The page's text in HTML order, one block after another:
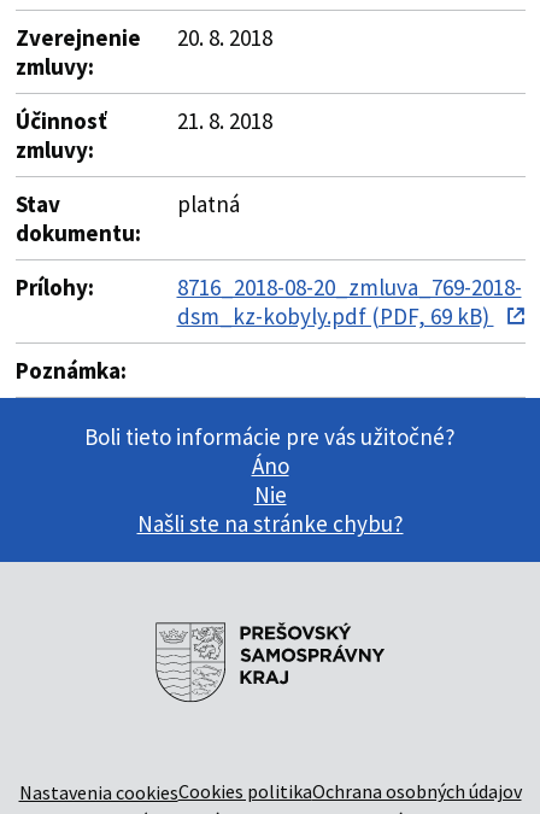
Zverejnenie
zmluvy:
20. 8. 2018
Účinnosť
zmluvy:
21. 8. 2018
Stav
dokumentu:
platná
Prílohy:
8716_2018-08-20_zmluva_769-2018-
dsm_kz-kobyly.pdf (PDF, 69 kB)
Poznámka:
Boli tieto informácie pre vás užitočné?
Áno
Nie
Našli ste na stránke chybu?
Nastavenia cookiesCookies politikaOchrana osobných údajov